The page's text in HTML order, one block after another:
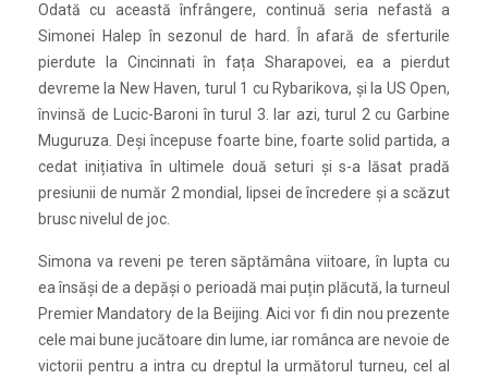
Odată cu această înfrângere, continuă seria nefastă a
Simonei Halep în sezonul de hard. În afară de sferturile
pierdute la Cincinnati în fața Sharapovei, ea a pierdut
devreme la New Haven, turul 1 cu Rybarikova, și la US Open,
învinsă de Lucic-Baroni în turul 3. Iar azi, turul 2 cu Garbine
Muguruza. Deși începuse foarte bine, foarte solid partida, a
cedat inițiativa în ultimele două seturi și s-a lăsat pradă
presiunii de număr 2 mondial, lipsei de încredere și a scăzut
brusc nivelul de joc.
Simona va reveni pe teren săptămâna viitoare, în lupta cu
ea însăși de a depăși o perioadă mai puțin plăcută, la turneul
Premier Mandatory de la Beijing. Aici vor fi din nou prezente
cele mai bune jucătoare din lume, iar românca are nevoie de
victorii pentru a intra cu dreptul la următorul turneu, cel al